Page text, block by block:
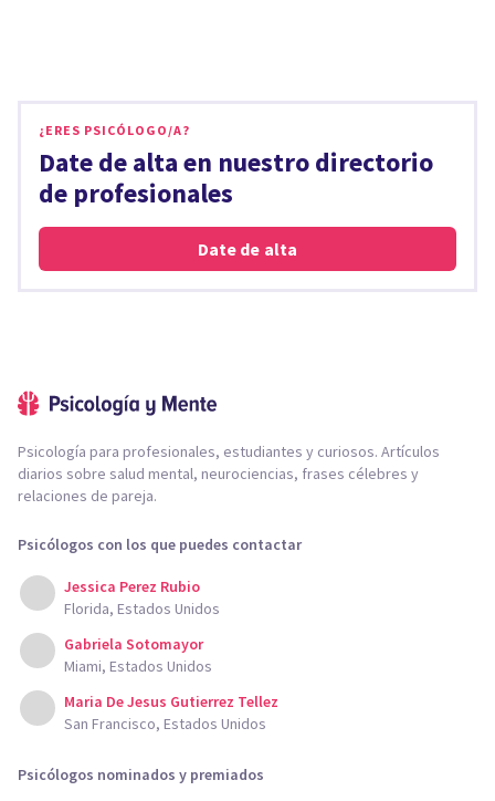
¿ERES PSICÓLOGO/A?
Date de alta en nuestro directorio
de profesionales
Date de alta
Psicología para profesionales, estudiantes y curiosos. Artículos
diarios sobre salud mental, neurociencias, frases célebres y
relaciones de pareja.
Psicólogos con los que puedes contactar
Jessica Perez Rubio
Florida, Estados Unidos
Gabriela Sotomayor
Miami, Estados Unidos
Maria De Jesus Gutierrez Tellez
San Francisco, Estados Unidos
Psicólogos nominados y premiados